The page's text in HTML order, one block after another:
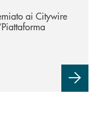
ai Citywire